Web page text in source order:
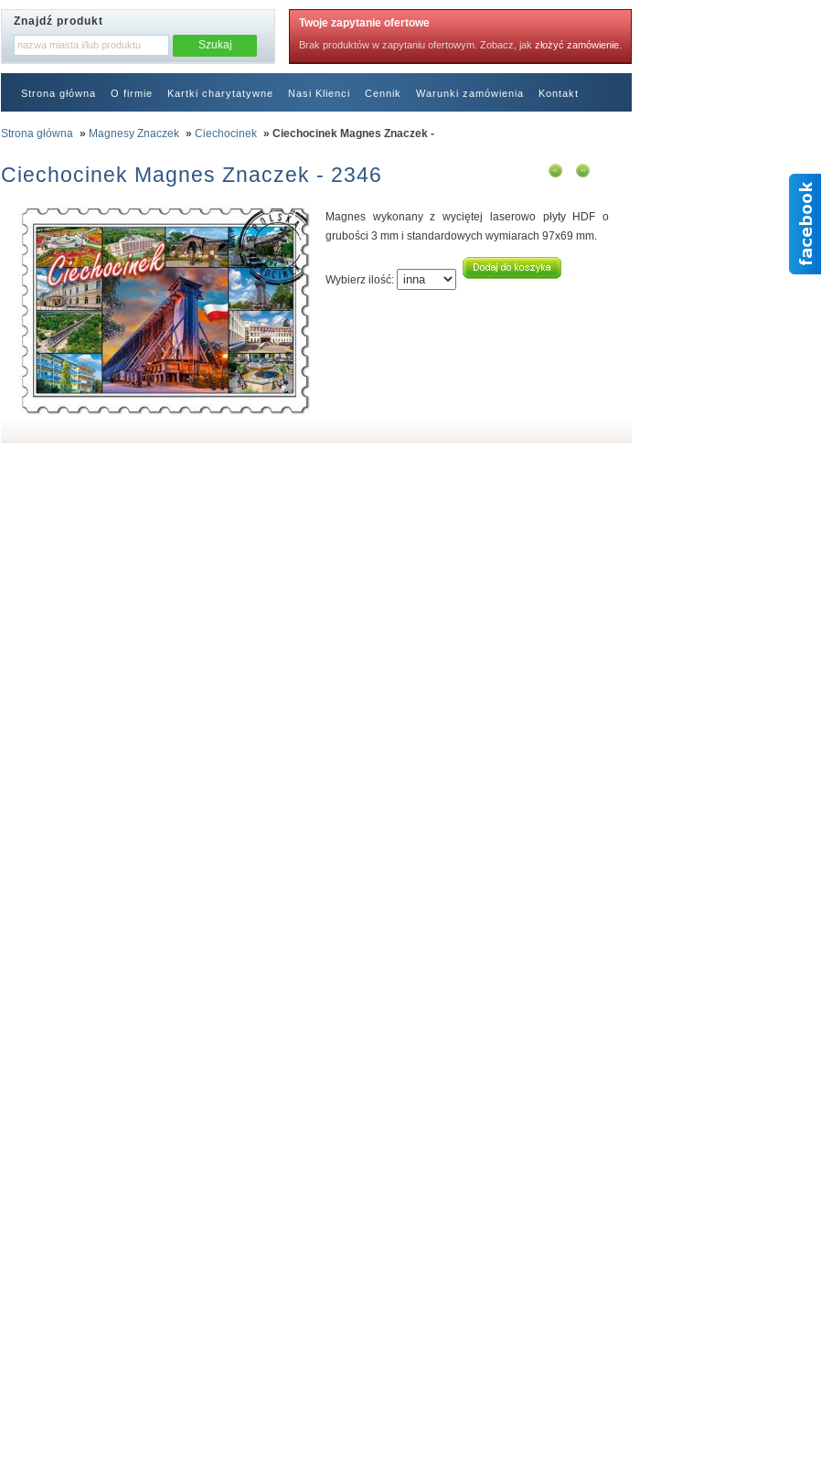
Znajdź produkt Twoje zapytanie ofertowe
Brak produktów w zapytaniu ofertowym. Zobacz, jak złożyć zamówienie
Strona główna O firmie Kartki charytatywne Nasi Klienci Cennik Warunki zamówienia Kontakt
RODO
Strona główna » Magnesy Znaczek » Ciechocinek » Ciechocinek Magnes Znaczek -
Ciechocinek Magnes Znaczek - 2346
Magnes wykonany z wyciętej laserowo płyty HDF o
grubości 3 mm i standardowych wymiarach 97x69 mm.
Wybierz ilość: